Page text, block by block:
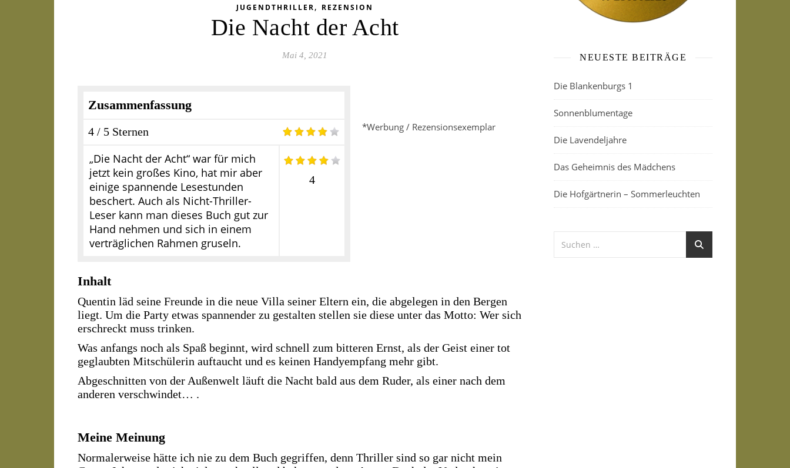
JUGENDTHRILLER, REZENSION
Die Nacht der Acht
Mai 4, 2021
Zusammenfassung
4 / 5 Sternen
4
„Die Nacht der Acht“ war für mich
jetzt kein großes Kino, hat mir aber
einige spannende Lesestunden
beschert. Auch als Nicht-Thriller-
Leser kann man dieses Buch gut zur
Hand nehmen und sich in einem
verträglichen Rahmen gruseln.
*Werbung / Rezensionsexemplar
Inhalt
Quentin läd seine Freunde in die neue Villa seiner Eltern ein, die abgelegen in den Bergen
liegt. Um die Party etwas spannender zu gestalten stellen sie diese unter das Motto: Wer sich
erschreckt muss trinken.
Was anfangs noch als Spaß beginnt, wird schnell zum bitteren Ernst, als der Geist einer tot
geglaubten Mitschülerin auftaucht und es keinen Handyempfang mehr gibt.
Abgeschnitten von der Außenwelt läuft die Nacht bald aus dem Ruder, als einer nach dem
anderen verschwindet… .
Meine Meinung
Normalerweise hätte ich nie zu dem Buch gegriffen, denn Thriller sind so gar nicht mein
NEUESTE BEITRÄGE
Die Blankenburgs 1
Sonnenblumentage
Die Lavendeljahre
Das Geheimnis des Mädchens
Die Hofgärtnerin – Sommerleuchten